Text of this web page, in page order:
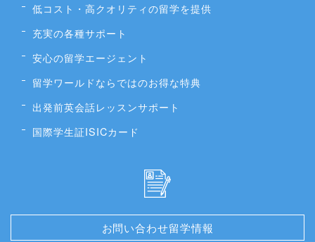
低コスト・高クオリティの留学を提供
充実の各種サポート
安心の留学エージェント
留学ワールドならではのお得な特典
出発前英会話レッスンサポート
国際学生証ISICカード
お問い合わせ留学情報